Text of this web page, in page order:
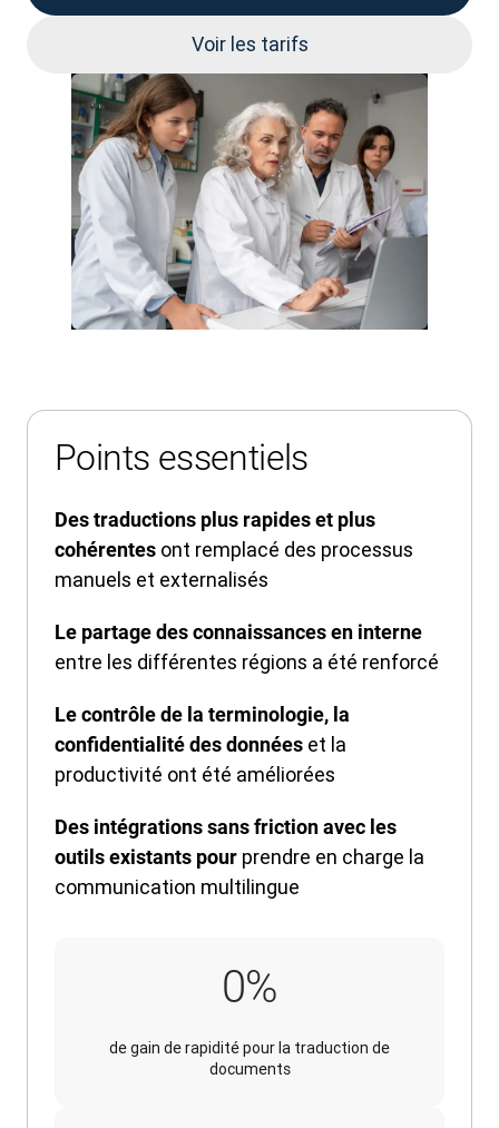
Voir les tarifs
Points essentiels
Des traductions plus rapides et plus
cohérentes ont remplacé des processus
manuels et externalisés
Le partage des connaissances en interne
entre les différentes régions a été renforcé
Le contrôle de la terminologie, la
confidentialité des données et la
productivité ont été améliorées
Des intégrations sans friction avec les
outils existants pour prendre en charge la
communication multilingue
0%
de gain de rapidité pour la traduction de
documents